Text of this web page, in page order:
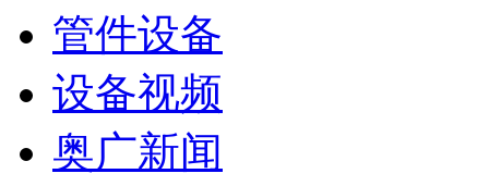
管件设备
设备视频
奥广新闻